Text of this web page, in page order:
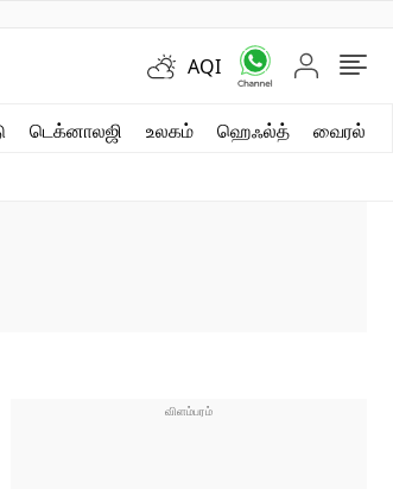
AQI
டெக்னாலஜி உலகம் ஹெஃல்த் வைரல்